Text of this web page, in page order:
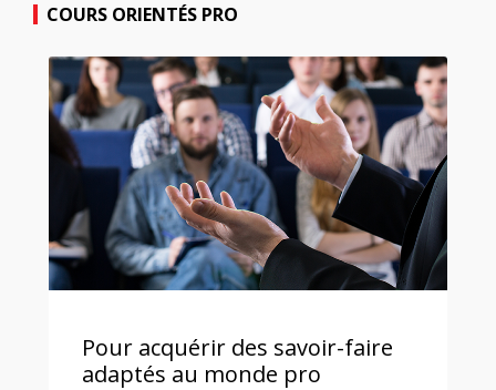
COURS ORIENTÉS PRO
Pour acquérir des savoir-faire
adaptés au monde pro